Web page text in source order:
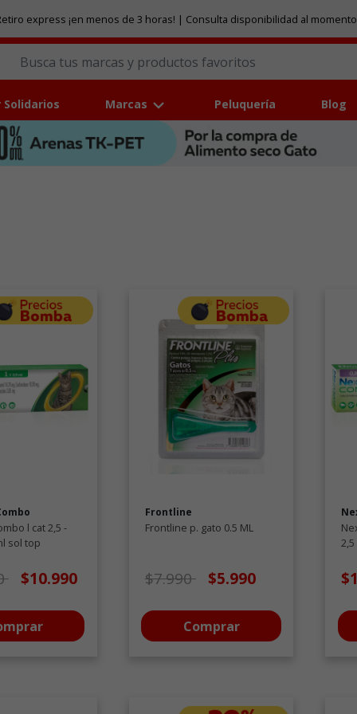
express ¡en menos de 3 horas! | Consulta disponibilidad al
Solidarios Marcas Peluquería Blog
l cat 2,5 -
sol top
oferta desde
a $10.990
Frontline
Frontline p. gato 0.5 ML
Precio de oferta desde
$7.990a $5.990
Comprar